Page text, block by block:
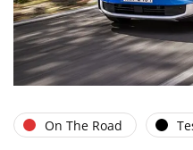
On The Road